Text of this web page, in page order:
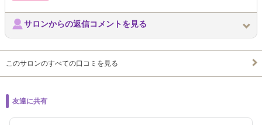
サロンからの返信コメントを見る
このサロンのすべての口コミを見る
友達に共有